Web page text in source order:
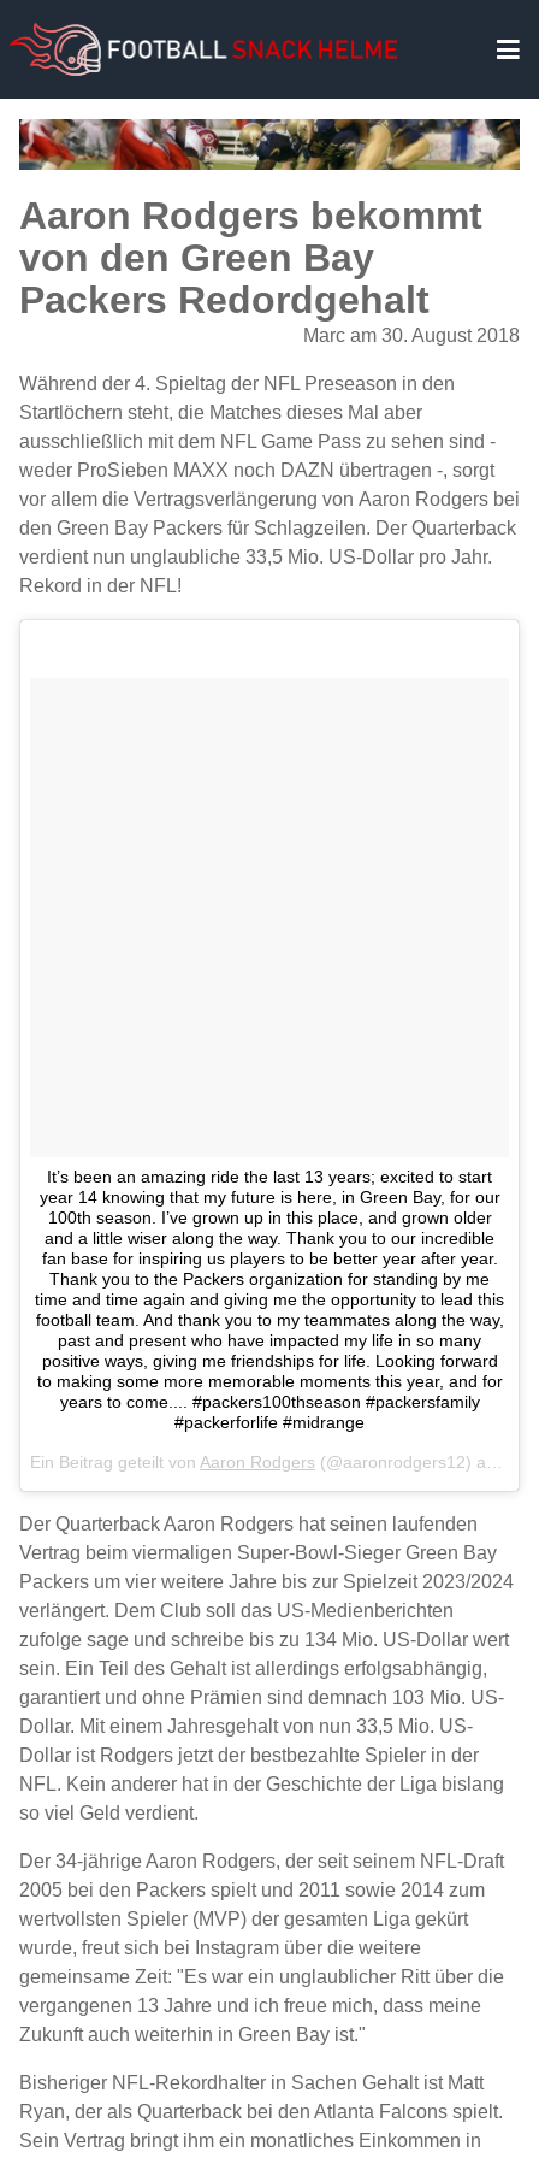
Aaron Rodgers bekommt
von den Green Bay
Packers Redordgehalt
Marc am 30. August 2018
Während der 4. Spieltag der NFL Preseason in den
Startlöchern steht, die Matches dieses Mal aber
ausschließlich mit dem NFL Game Pass zu sehen sind -
weder ProSieben MAXX noch DAZN übertragen -, sorgt
vor allem die Vertragsverlängerung von Aaron Rodgers bei
den Green Bay Packers für Schlagzeilen. Der Quarterback
verdient nun unglaubliche 33,5 Mio. US-Dollar pro Jahr.
Rekord in der NFL!
It’s been an amazing ride the last 13 years; excited to start
year 14 knowing that my future is here, in Green Bay, for our
100th season. I’ve grown up in this place, and grown older
and a little wiser along the way. Thank you to our incredible
fan base for inspiring us players to be better year after year.
Thank you to the Packers organization for standing by me
time and time again and giving me the opportunity to lead this
football team. And thank you to my teammates along the way,
past and present who have impacted my life in so many
positive ways, giving me friendships for life. Looking forward
to making some more memorable moments this year, and for
years to come.... #packers100thseason #packersfamily
#packerforlife #midrange
Ein Beitrag geteilt von Aaron Rodgers (@aaronrodgers12) am
Der Quarterback Aaron Rodgers hat seinen laufenden
Vertrag beim viermaligen Super-Bowl-Sieger Green Bay
Packers um vier weitere Jahre bis zur Spielzeit 2023/2024
verlängert. Dem Club soll das US-Medienberichten
zufolge sage und schreibe bis zu 134 Mio. US-Dollar wert
sein. Ein Teil des Gehalt ist allerdings erfolgsabhängig,
garantiert und ohne Prämien sind demnach 103 Mio. US-
Dollar. Mit einem Jahresgehalt von nun 33,5 Mio. US-
Dollar ist Rodgers jetzt der bestbezahlte Spieler in der
NFL. Kein anderer hat in der Geschichte der Liga bislang
so viel Geld verdient.
Der 34-jährige Aaron Rodgers, der seit seinem NFL-Draft
2005 bei den Packers spielt und 2011 sowie 2014 zum
wertvollsten Spieler (MVP) der gesamten Liga gekürt
wurde, freut sich bei Instagram über die weitere
gemeinsame Zeit: "Es war ein unglaublicher Ritt über die
vergangenen 13 Jahre und ich freue mich, dass meine
Zukunft auch weiterhin in Green Bay ist."
Bisheriger NFL-Rekordhalter in Sachen Gehalt ist Matt
Ryan, der als Quarterback bei den Atlanta Falcons spielt.
Sein Vertrag bringt ihm ein monatliches Einkommen in